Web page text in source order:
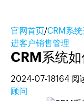
官网首页/CRM系
进客户销售管理
CRM系统
2024-07-18164 阅
顾问